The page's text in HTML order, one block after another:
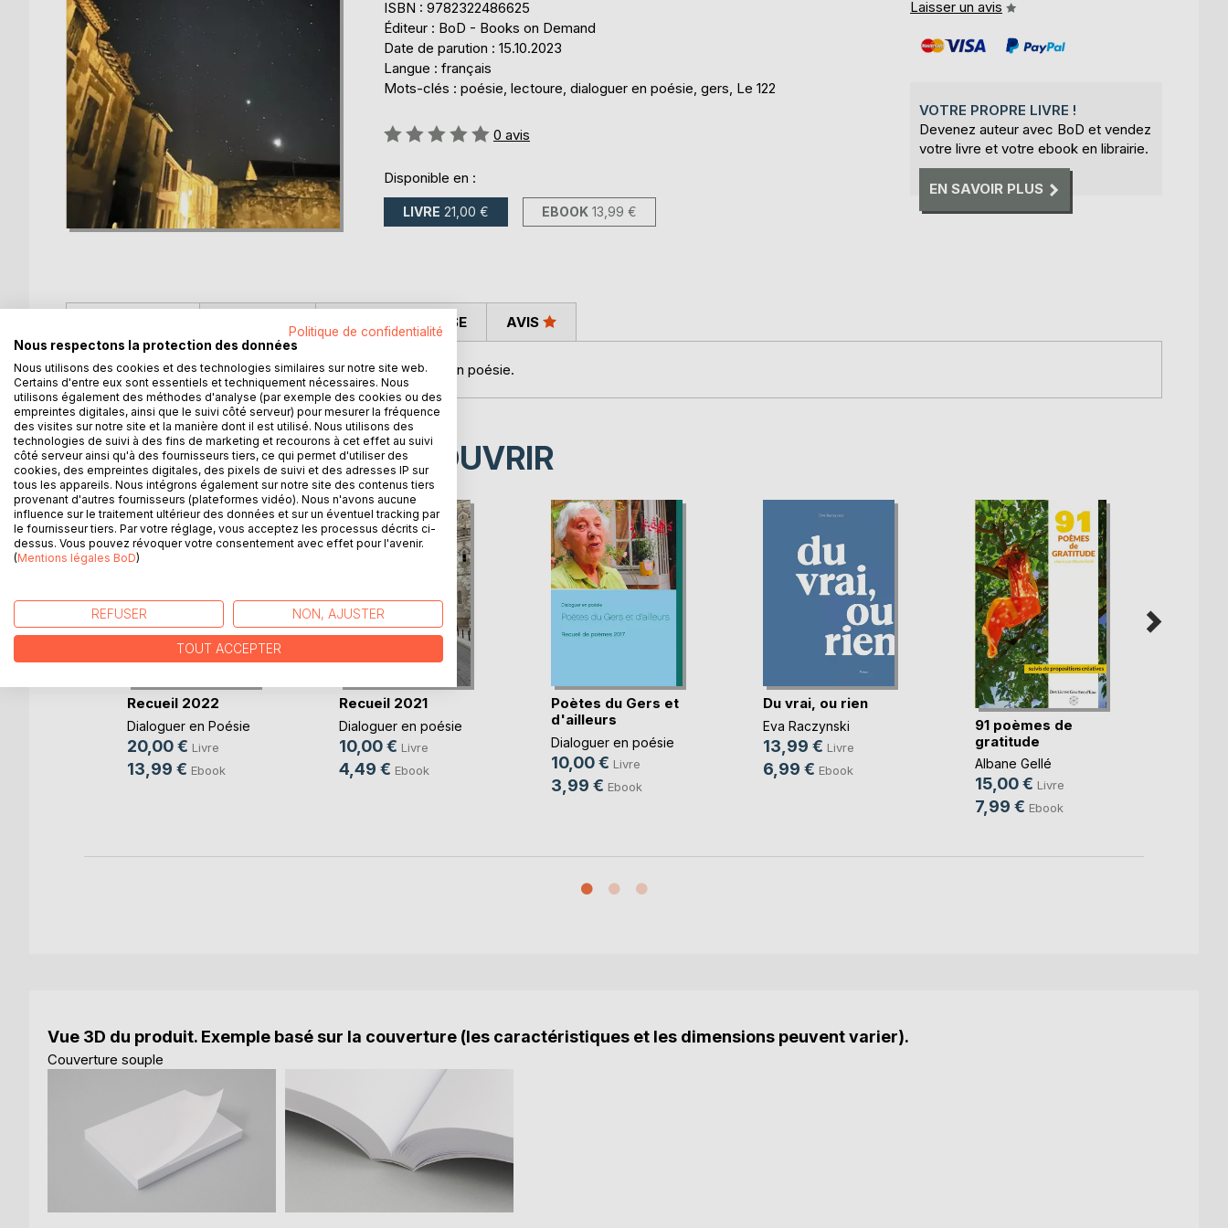
ISBN : 9782322486625
Éditeur : BoD - Books on Demand
Date de parution : 15.10.2023
Langue : français
Mots-clés : poésie, lectoure, dialoguer en poésie, gers, Le 122
Évaluation:
0 avis
Disponible en :
LIVRE 21,00 € EBOOK 13,99 €
Laisser un avis
VOTRE PROPRE LIVRE !
Devenez auteur avec BoD et vendez
votre livre et votre ebook en librairie.
EN SAVOIR PLUS
136 poètes ont participé au concours 2023 de Dialoguer en poésie.
CRITIQUES PRESSE AVIS
D’AUTRES TITRES À DÉCOUVRIR
Recueil 2022
Dialoguer en Poésie
20,00 € Livre
13,99 € Ebook
Recueil 2021
Dialoguer en poésie
10,00 € Livre
4,49 € Ebook
Poètes du Gers et
d'ailleurs
Dialoguer en poésie
10,00 € Livre
3,99 € Ebook
Du vrai, ou rien
Eva Raczynski
13,99 € Livre
6,99 € Ebook
91 poèmes de
gratitude
Albane Gellé
15,00 € Livre
7,99 € Ebook
Vue 3D du produit. Exemple basé sur la couverture (les caractéristiques et les dimensions peuvent varier).
Couverture souple
Politique de confidentialité
Nous respectons la protection des données
Nous utilisons des cookies et des technologies similaires sur notre site web.
Certains d'entre eux sont essentiels et techniquement nécessaires. Nous
utilisons également des méthodes d'analyse (par exemple des cookies ou des
empreintes digitales, ainsi que le suivi côté serveur) pour mesurer la fréquence
des visites sur notre site et la manière dont il est utilisé. Nous utilisons des
technologies de suivi à des fins de marketing et recourons à cet effet au suivi
côté serveur ainsi qu'à des fournisseurs tiers, ce qui permet d'utiliser des
cookies, des empreintes digitales, des pixels de suivi et des adresses IP sur
tous les appareils. Nous intégrons également sur notre site des contenus tiers
provenant d'autres fournisseurs (plateformes vidéo). Nous n'avons aucune
influence sur le traitement ultérieur des données et sur un éventuel tracking par
le fournisseur tiers. Par votre réglage, vous acceptez les processus décrits ci-
dessus. Vous pouvez révoquer votre consentement avec effet pour l'avenir.
(Mentions légales BoD)
REFUSER NON, AJUSTER
TOUT ACCEPTER